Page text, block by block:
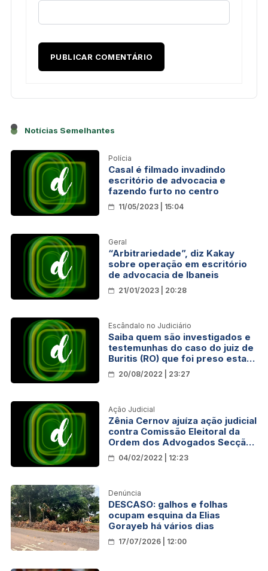
Notícias Semelhantes
Polícia
Casal é filmado invadindo
escritório de advocacia e
fazendo furto no centro
11/05/2023 | 15:04
Geral
“Arbitrariedade”, diz Kakay
sobre operação em escritório
de advocacia de Ibaneis
21/01/2023 | 20:28
Escândalo no Judiciário
Saiba quem são investigados e
testemunhas do caso do juiz de
Buritis (RO) que foi preso esta
semana
20/08/2022 | 23:27
Ação Judicial
Zênia Cernov ajuíza ação judicial
contra Comissão Eleitoral da
Ordem dos Advogados Secção
Rondônia
04/02/2022 | 12:23
Denúncia
DESCASO: galhos e folhas
ocupam esquina da Elias
Gorayeb há vários dias
17/07/2026 | 12:00